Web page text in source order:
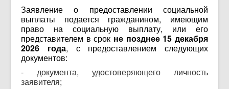
Заявление о предоставлении социальной
выплаты подается гражданином, имеющим
право на социальную выплату, или его
представителем в срок не позднее 15 декабря
2026 года, с предоставлением следующих
документов:
- документа, удостоверяющего личность
заявителя;